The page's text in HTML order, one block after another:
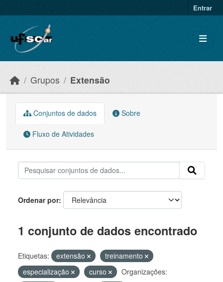
Entrar
Grupos Extensão
Conjuntos de dados Sobre
Fluxo de Atividades
Ordenar por
1 conjunto de dados encontrado
Etiquetas: extensão
treinamento
especialização
curso
Organizações: